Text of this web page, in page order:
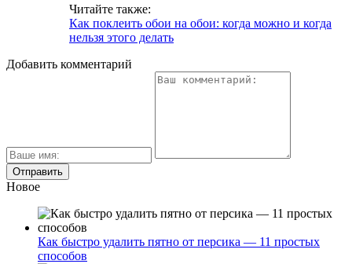
Читайте также:
Как поклеить обои на обои: когда можно и когда
нельзя этого делать
Добавить комментарий
Новое
Как быстро удалить пятно от персика — 11 простых
способов